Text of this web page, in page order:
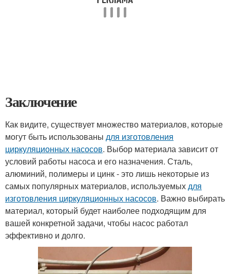
Заключение
Как видите, существует множество материалов, которые
могут быть использованы для изготовления
циркуляционных насосов. Выбор материала зависит от
условий работы насоса и его назначения. Сталь,
алюминий, полимеры и цинк - это лишь некоторые из
самых популярных материалов, используемыхдля
изготовления циркуляционных насосов. Важно выбирать
материал, который будет наиболее подходящим для
вашей конкретной задачи, чтобы насос работал
эффективно и долго.